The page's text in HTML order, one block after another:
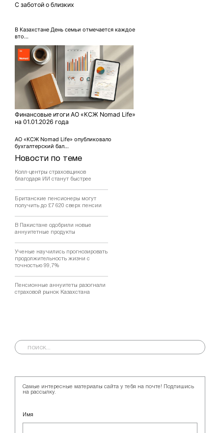
Новости по теме
Колл-центры страховщиков
благодаря ИИ станут быстрее
Британские пенсионеры могут
получить до £7 620 сверх пенсии
В Пакистане одобрили новые
аннуитетные продукты
Ученые научились прогнозировать
продолжительность жизни с
точностью 99,7%
Пенсионные аннуитеты разогнали
страховой рынок Казахстана
С заботой о близких
В Казахстане День семьи отмечается каждое
вто...
Финансовые итоги АО «КСЖ Nomad Life»
на 01.01.2026 года
АО «КСЖ Nomad Life» опубликовало
бухгалтерский бал...
Самые интересные материалы сайта у тебя на почте! Подпишись
на рассылку.
Имя